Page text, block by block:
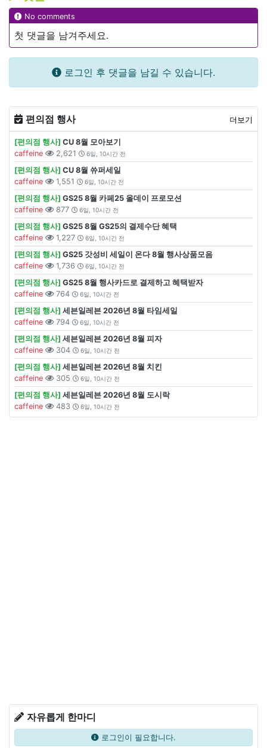
No comments
첫 댓글을 남겨주세요.
로그인 후 댓글을 남길 수 있습니다.
편의점 행사 더보기
[편의점 행사] CU 8월 모아보기
caffeine
2,621 6일, 10시간 전
[편의점 행사] CU 8월 쓔퍼세일
caffeine
1,551 6일, 10시간 전
[편의점 행사] GS25 8월 카페25 올데이 프로모션
caffeine
877 6일, 10시간 전
[편의점 행사] GS25 8월 GS25의 결제수단 혜택
caffeine
1,227 6일, 10시간 전
[편의점 행사] GS25 갓성비 세일이 온다 8월 행사상품모음
caffeine
1,736 6일, 10시간 전
[편의점 행사] GS25 8월 행사카드로 결제하고 혜택받자
caffeine
764 6일, 10시간 전
[편의점 행사] 세븐일레븐 2026년 8월 타임세일
caffeine
794 6일, 10시간 전
[편의점 행사] 세븐일레븐 2026년 8월 피자
caffeine
304 6일, 10시간 전
[편의점 행사] 세븐일레븐 2026년 8월 치킨
caffeine
305 6일, 10시간 전
[편의점 행사] 세븐일레븐 2026년 8월 도시락
caffeine
483 6일, 10시간 전
자유롭게 한마디
로그인이 필요합니다.